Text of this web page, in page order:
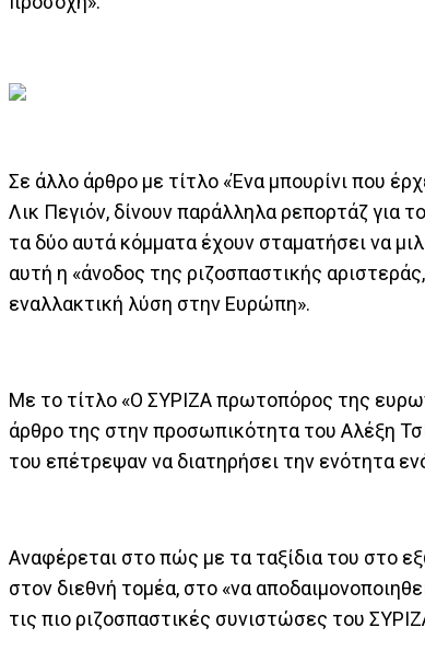
Σε άλλο άρθρο με τίτλο «Ένα μπουρίνι που
Λικ Πεγιόν, δίνουν παράλληλα ρεπορτάζ για
τα δύο αυτά κόμματα έχουν σταματήσει να
αυτή η «άνοδος της ριζοσπαστικής αριστεράς,
εναλλακτική λύση στην Ευρώπη».
Με το τίτλο «Ο ΣΥΡΙΖΑ πρωτοπόρος της
άρθρο της στην προσωπικότητα του Αλέξη
του επέτρεψαν να διατηρήσει την ενότητα
Αναφέρεται στο πώς με τα ταξίδια του στο
στον διεθνή τομέα, στο «να
τις πιο ριζοσπαστικές συνιστώσες του